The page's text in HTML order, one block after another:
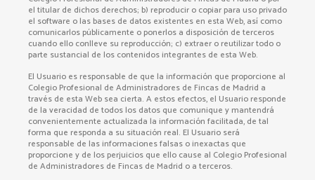
el titular de dichos derechos; b) reproducir o copiar para uso privado
el software o las bases de datos existentes en esta Web, así como
comunicarlos públicamente o ponerlos a disposición de terceros
cuando ello conlleve su reproducción; c) extraer o reutilizar todo o
parte sustancial de los contenidos integrantes de esta Web.
El Usuario es responsable de que la información que proporcione al
Colegio Profesional de Administradores de Fincas de Madrid a
través de esta Web sea cierta. A estos efectos, el Usuario responde
de la veracidad de todos los datos que comunique y mantendrá
convenientemente actualizada la información facilitada, de tal
forma que responda a su situación real. El Usuario será
responsable de las informaciones falsas o inexactas que
proporcione y de los perjuicios que ello cause al Colegio Profesional
de Administradores de Fincas de Madrid o a terceros.